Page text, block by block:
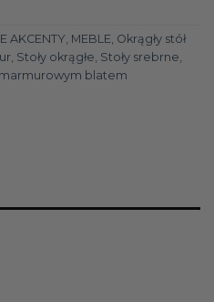
AKCENTY MEBLE Okrągły stół
Stoły okrągłe Stoły srebrne
marmurowym blatem